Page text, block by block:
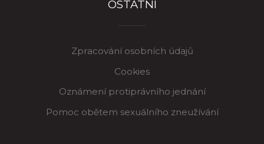
OSTATNÍ
Zpracování osobních údajů
Cookies
Oznámení protiprávního jednání
Pomoc obětem sexuálního zneužívání